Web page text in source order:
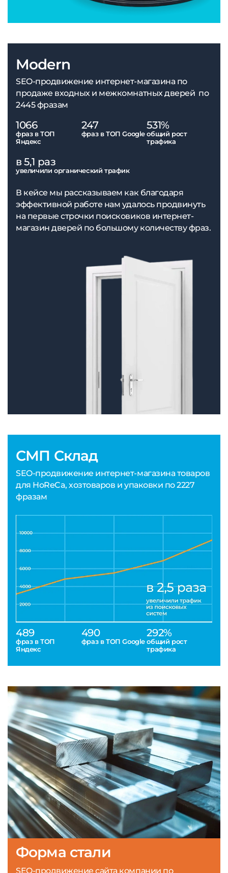
СМП Склад
SEO-продвижение интернет-магазина товаров
для HoReCa, хозтоваров и упаковки по 2227
фразам
489
фраз в ТОП
Яндекс
490
фраз в ТОП Google
292%
общий рост
трафика
Modern
SEO-продвижение интернет-магазина по
продаже входных и межкомнатных дверей по
2445 фразам
1066
фраз в ТОП
Яндекс
247
фраз в ТОП Google
531%
общий рост
трафика
в 5,1 раз
увеличили органический трафик
В кейсе мы рассказываем как благодаря
эффективной работе нам удалось продвинуть
на первые строчки поисковиков интернет-
магазин дверей по большому количеству фраз.
Форма стали
SEO-продвижение сайта компании по